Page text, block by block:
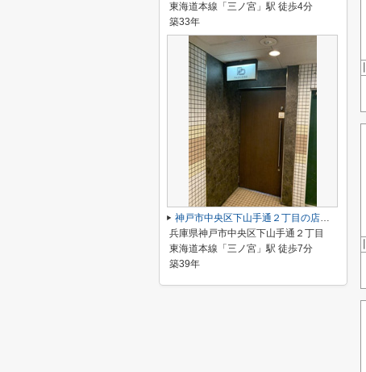
東海道本線「三ノ宮」駅 徒歩4分
築33年
神戸市中央区下山手通２丁目の店舗一部
兵庫県神戸市中央区下山手通２丁目
東海道本線「三ノ宮」駅 徒歩7分
築39年